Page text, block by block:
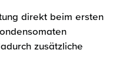
direkt beim ersten
zusätzliche